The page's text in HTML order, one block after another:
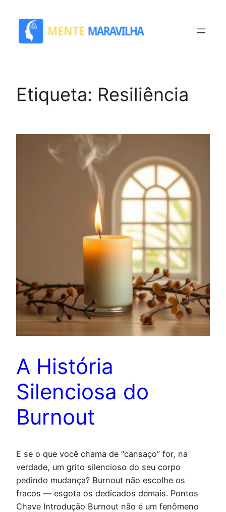
para
Etiqueta: Resiliência
A História
Silenciosa do
Burnout
E se o que você chama de “cansaço” for, na
verdade, um grito silencioso do seu corpo
pedindo mudança? Burnout não escolhe os
fracos — esgota os dedicados demais. Pontos
Chave Introdução Burnout não é um fenômeno